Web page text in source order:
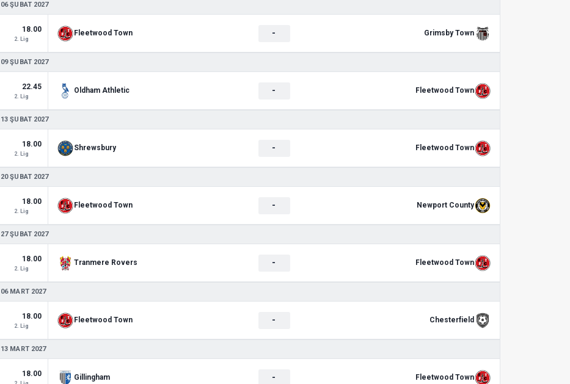
06 ŞUBAT 2027
18.00
2. Lig
Fleetwood Town - Grimsby Town
09 ŞUBAT 2027
22.45
2. Lig
Oldham Athletic - Fleetwood Town
13 ŞUBAT 2027
18.00
2. Lig
Shrewsbury - Fleetwood Town
20 ŞUBAT 2027
18.00
2. Lig
Fleetwood Town - Newport County
27 ŞUBAT 2027
18.00
2. Lig
Tranmere Rovers - Fleetwood Town
06 MART 2027
18.00
2. Lig
Fleetwood Town - Chesterfield
13 MART 2027
18.00 Gillingham - Fleetwood Town